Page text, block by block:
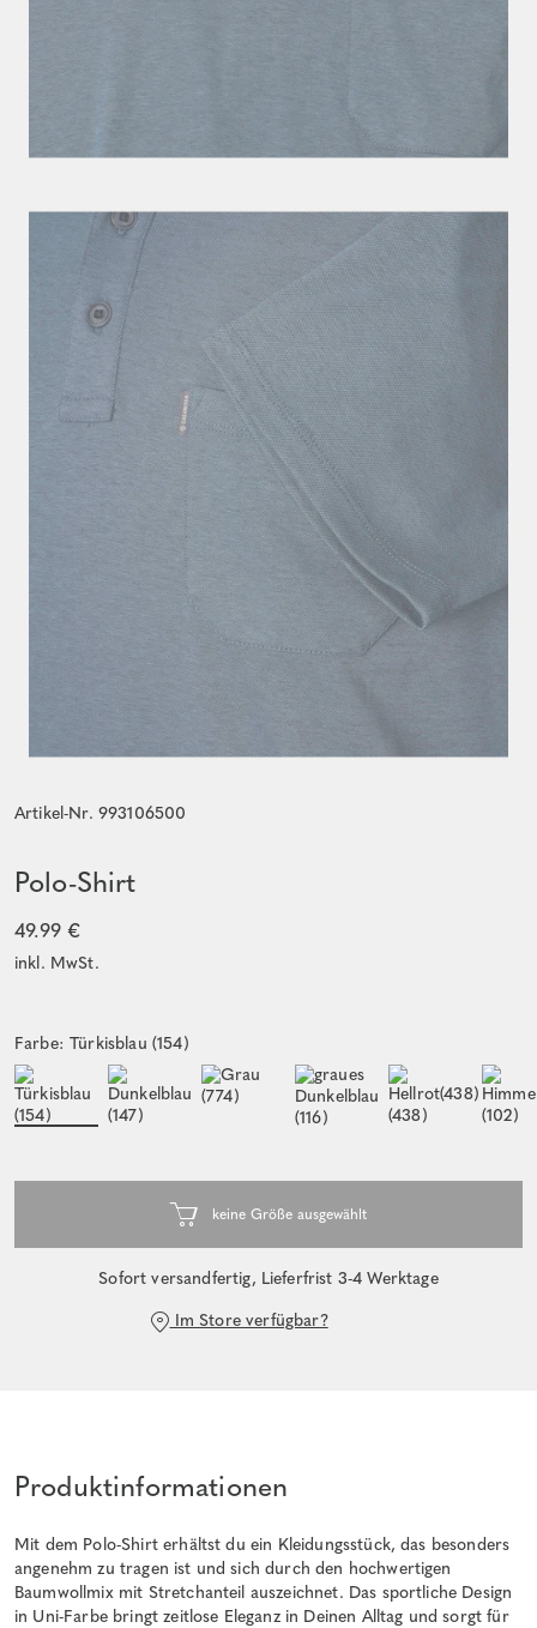
Artikel-Nr. 993106500
Polo-Shirt
49.99 €
inkl. MwSt.
Farbe: Türkisblau (154)
Sofort versandfertig, Lieferfrist 3-4 Werktage
Im Store verfügbar?
Produktinformationen
Mit dem Polo-Shirt erhältst du ein Kleidungsstück, das besonders
angenehm zu tragen ist und sich durch den hochwertigen
Baumwollmix mit Stretchanteil auszeichnet. Das sportliche Design
in Uni-Farbe bringt zeitlose Eleganz in Deinen Alltag und sorgt für